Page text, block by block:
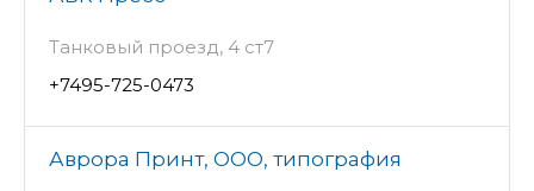
Танковый проезд, 4 ст7
+7495-725-0473
Аврора Принт, ООО, типография